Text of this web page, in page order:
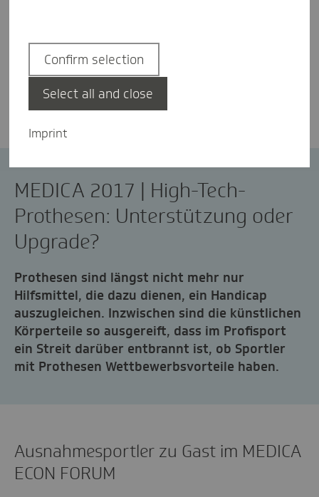
Silvia Wirth
MEDICA 2017 | High-Tech-
Prothesen: Unterstützung oder
Upgrade?
Prothesen sind längst nicht mehr nur
Hilfsmittel, die dazu dienen, ein Handicap
auszugleichen. Inzwischen sind die künstlichen
Körperteile so ausgereift, dass im Profisport
ein Streit darüber entbrannt ist, ob Sportler
mit Prothesen Wettbewerbsvorteile haben.
Ausnahmesportler zu Gast im MEDICA
ECON FORUM
Imprint
Confirm selection
Select all and close